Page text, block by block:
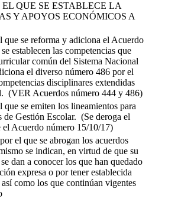
QUE SE ESTABLECE LA
Y APOYOS ECONÓMICOS A
se reforma y adiciona el Acuerdo
establecen las competencias que
común del Sistema Nacional
el diverso número 486 por el
disciplinares extendidas
(VER Acuerdos número 444 y 486)
se emiten los lineamientos para
de Gestión Escolar. (Se deroga el
Acuerdo número 15/10/17)
el que se abrogan los acuerdos
se indican, en virtud de que su
dan a conocer los que han quedado
expresa o por tener establecida
como los que continúan vigentes